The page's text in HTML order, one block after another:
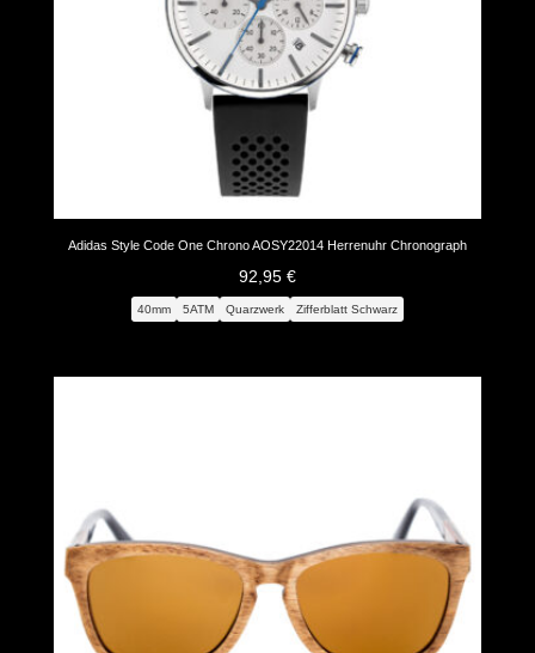
Adidas Style Code One Chrono AOSY22014 Herrenuhr Chronograph
92,95 €
40mm 5ATM Quarzwerk Zifferblatt Schwarz